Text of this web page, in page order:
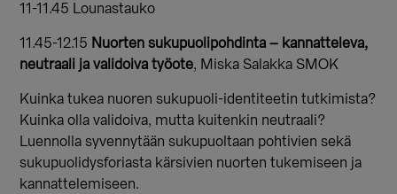
11-11.45 Lounastauko
11.45-12.15 Nuorten sukupuolipohdinta – kannatteleva,
neutraali ja validoiva työote, Miska Salakka SMOK
Kuinka tukea nuoren sukupuoli-identiteetin tutkimista?
Kuinka olla validoiva, mutta kuitenkin neutraali?
Luennolla syvennytään sukupuoltaan pohtivien sekä
sukupuolidysforiasta kärsivien nuorten tukemiseen ja
kannattelemiseen.